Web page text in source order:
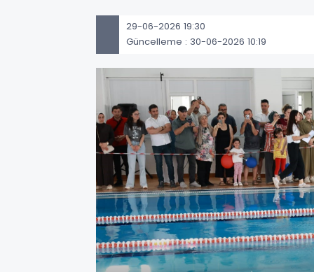
29-06-2026 19:30
Güncelleme : 30-06-2026 10:19